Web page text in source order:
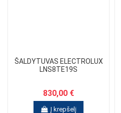
ŠALDYTUVAS ELECTROLUX
LNS8TE19S
830,00 €
Į krepšelį